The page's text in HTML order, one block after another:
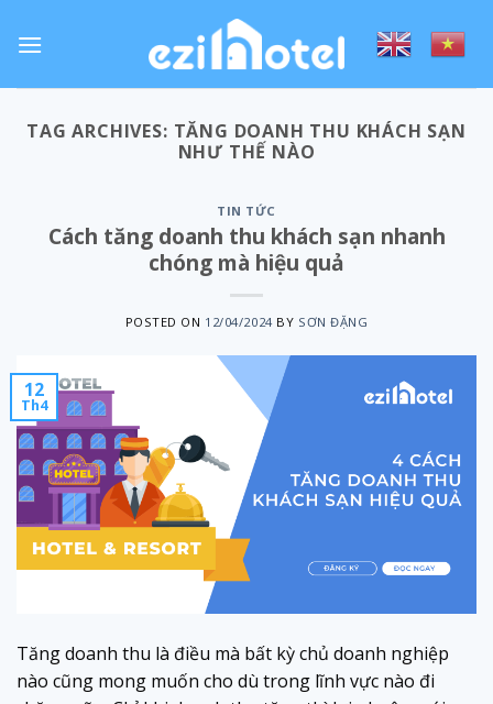
TAG ARCHIVES: TĂNG DOANH THU KHÁCH SẠN
NHƯ THẾ NÀO
TIN TỨC
Cách tăng doanh thu khách sạn nhanh
chóng mà hiệu quả
POSTED ON 12/04/2024BY SƠN ĐẶNG
12
Th4
Tăng doanh thu là điều mà bất kỳ chủ doanh nghiệp
nào cũng mong muốn cho dù trong lĩnh vực nào đi